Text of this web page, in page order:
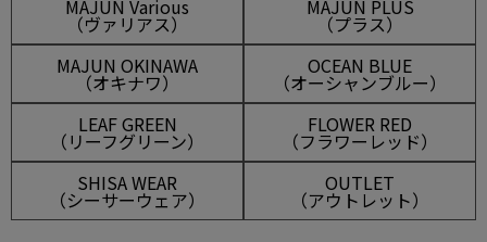
MAJUN Various
（ヴァリアス）
MAJUN PLUS
（プラス）
MAJUN OKINAWA
（オキナワ）
OCEAN BLUE
（オーシャンブルー）
LEAF GREEN
（リーフグリーン）
FLOWER RED
（フラワーレッド）
SHISA WEAR
（シーサーウェア）
OUTLET
（アウトレット）